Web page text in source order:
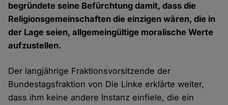
begründete seine Befürchtung damit, dass die
Religionsgemeinschaften die einzigen wären, die in
der Lage seien, allgemeingültige moralische Werte
aufzustellen.
Der langjährige Fraktionsvorsitzende der
Bundestagsfraktion von Die Linke erklärte weiter,
dass ihm keine andere Instanz einfiele, die ein